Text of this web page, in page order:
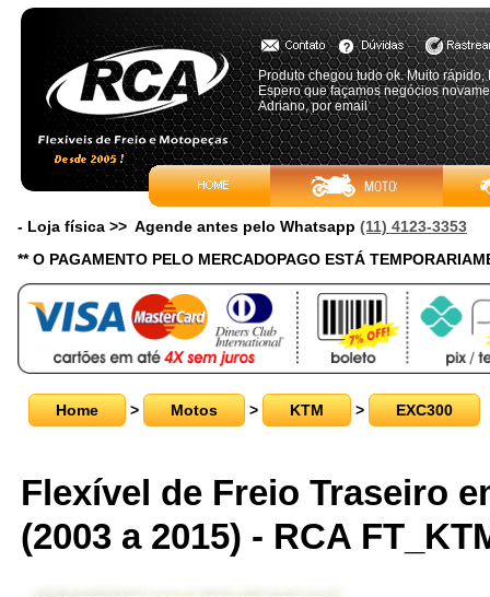
Produto chegou tudo ok. Muito rápido,
Espero que façamos negócios
Adriano, por email
- Loja física >> Agende antes pelo Whatsapp (11) 4123-3353
** O PAGAMENTO PELO MERCADOPAGO ESTÁ
Home > Motos > KTM > EXC300
Flexível de Freio Traseiro
(2003 a 2015) - RCA